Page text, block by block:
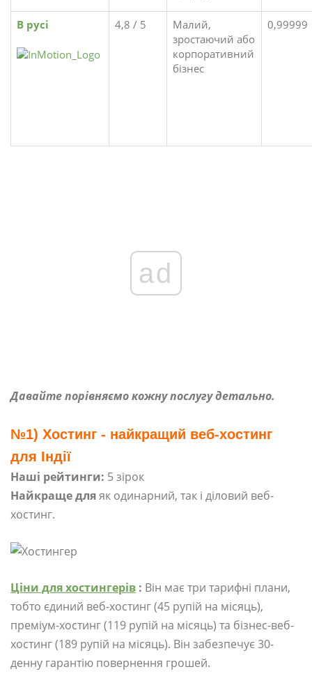
В русі 4,8 / 5
Малий,
зростаючий або
корпоративний
бізнес
0,99999
ad
Давайте порівняємо кожну послугу детально.
№1) Хостинг - найкращий веб-хостинг
для Індії
Наші рейтинги: 5 зірок
Найкраще дляяк одинарний, так і діловий веб-
хостинг.
Ціни для хостингерів : Він має три тарифні плани,
тобто єдиний веб-хостинг (45 рупій на місяць),
преміум-хостинг (119 рупій на місяць) та бізнес-веб-
хостинг (189 рупій на місяць). Він забезпечує 30-
денну гарантію повернення грошей.